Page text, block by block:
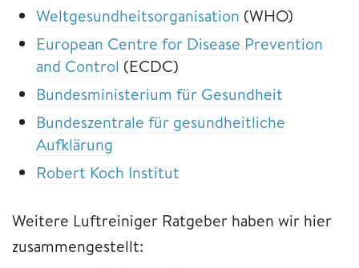
Weltgesundheitsorganisation (WHO)
European Centre for Disease Prevention
and Control (ECDC)
Bundesministerium für Gesundheit
Bundeszentrale für gesundheitliche
Aufklärung
Robert Koch Institut
Weitere Luftreiniger Ratgeber haben wir hier
zusammengestellt: